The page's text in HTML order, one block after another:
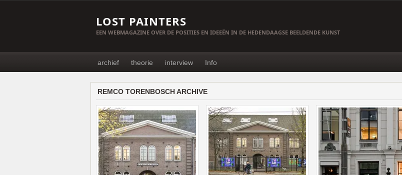
LOST PAINTERS
EEN WEBMAGAZINE OVER DE POSITIES EN IDEEËN IN DE HEDENDAAGSE BEELDENDE KUNST
archief theorie interview Info
REMCO TORENBOSCH ARCHIVE